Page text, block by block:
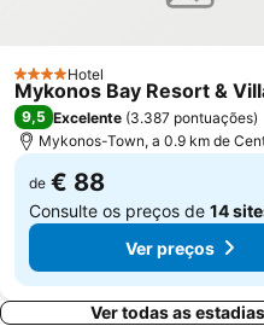
4 Estrelas
Hotel
Mykonos Bay Resort &
9,5 Excelente (3.387 pontuações)
Mykonos-Town, a 0.9 km de
de € 88
Consulte os preços de 14
Ver preços
Ver todas as